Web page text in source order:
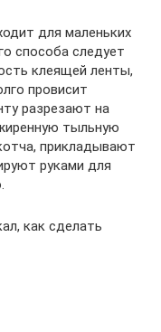
для маленьких
способа следует
клеящей ленты,
провисит
разрезают на
тыльную
прикладывают
руками для
как сделать